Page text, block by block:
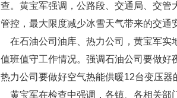
查。黄宝军强调，公路段、交通局、交
管控，最大限度减少冰雪天气带来的交通
在石油公司油库、热力公司，黄宝军实
值班值守工作情况。强调石油公司要做好
热力公司要做好空气热能供暖12台变压器
黄宝军在检查中强调，各镇、各相关部